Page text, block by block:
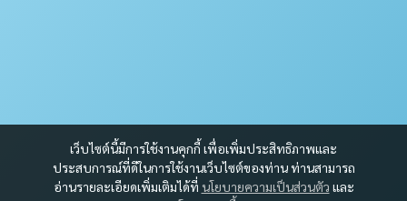
เว็บไซต์นี้มีการใช้งานคุกกี้ เพื่อเพิ่มประสิทธิภาพและ
ประสบการณ์ที่ดีในการใช้งานเว็บไซต์ของท่าน ท่านสามารถ
อ่านรายละเอียดเพิ่มเติมได้ที่ นโยบายความเป็นส่วนตัว และ